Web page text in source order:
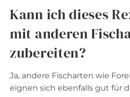
Kann ich dieses
mit anderen
zubereiten?
Ja, andere Fischarten wie
eignen sich ebenfalls gut für